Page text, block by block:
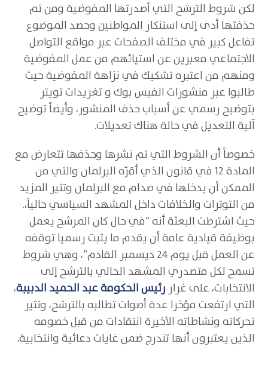
لكن شروط الترشح التي أصدرتها المفوضية ومن ثم
حذفتها أدى إلى استنكار المواطنين وحصد الموضوع
تفاعل كبير في مختلف الصفحات عبر مواقع التواصل
الاجتماعي معبرين عن استيائهم من عمل المفوضية
ومنهم من اعتبره تشكيك في نزاهة المفوضية حيث
طالبوا عبر منشورات الفيس بوك و تغريدات تويتر
بتوضيح رسمي عن أسباب حذف المنشور، وأيضاً توضيح
آلية التعديل في حالة هناك تعديلات.
خصوصاً أن الشروط التي تم نشرها وحذفها تتعارض مع
المادة 12 في قانون الذي أقرّه البرلمان والتي من
الممكن أن يدخلها في صدام مع البرلمان وتثير المزيد
من التوترات والخلافات داخل المشهد السياسي حالياً،.
حيث اشترطت البعثة أنه “في حال كان المرشح يعمل
بوظيفة قيادية عامة أن يقدم ما يثبت رسميا توقفه
عن العمل قبل يوم 24 ديسمبر القادم”، وهي شروط
تسمح لكل متصدري المشهد الحالي بالترشح إلى
الانتخابات، على غرار رئيس الحكومة عبد الحميد الدبيبة،
التي ارتفعت مؤخرا عدة أصوات تطالبه بالترشح، وتثير
تحركاته ونشاطاته الأخيرة انتقادات من قبل خصومه
الذين يعتبرون أنها تندرج ضمن غايات دعائية وانتخابية.